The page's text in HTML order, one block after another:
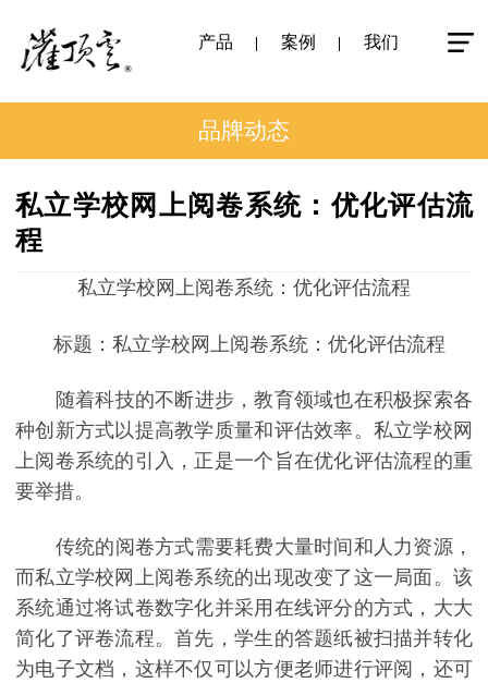
产品 案例 我们
品牌动态
私立学校网上阅卷系统：优化评估流
程
私立学校网上阅卷系统：优化评估流程
标题：私立学校网上阅卷系统：优化评估流程
随着科技的不断进步，教育领域也在积极探索各
种创新方式以提高教学质量和评估效率。私立学校网
上阅卷系统的引入，正是一个旨在优化评估流程的重
要举措。
传统的阅卷方式需要耗费大量时间和人力资源，
而私立学校网上阅卷系统的出现改变了这一局面。该
系统通过将试卷数字化并采用在线评分的方式，大大
简化了评卷流程。首先，学生的答题纸被扫描并转化
为电子文档，这样不仅可以方便老师进行评阅，还可